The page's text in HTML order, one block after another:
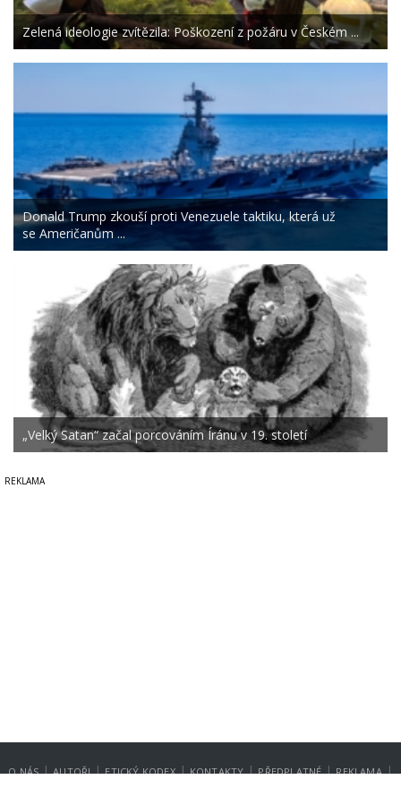
Zelená ideologie zvítězila: Poškození z požáru v Českém ...
Donald Trump zkouší proti Venezuele taktiku, která už
se Američanům ...
„Velký Satan“ začal porcováním Íránu v 19. století
O NÁS | AUTOŘI | ETICKÝ KODEX | KONTAKTY | PŘEDPLATNÉ | REKLAMA |